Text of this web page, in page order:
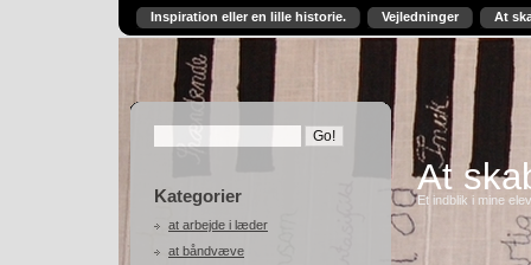
Inspiration eller en lille historie. Vejledninger At
Kategorier
at arbejde i læder
at båndvæve
At
Et indblik i mine